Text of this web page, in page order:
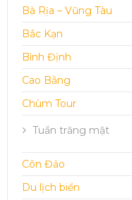
Bà Rịa – Vũng Tàu
Bắc Kạn
Bình Định
Cao Bằng
Chùm Tour
Tuần trăng mật
Côn Đảo
Du lịch biển